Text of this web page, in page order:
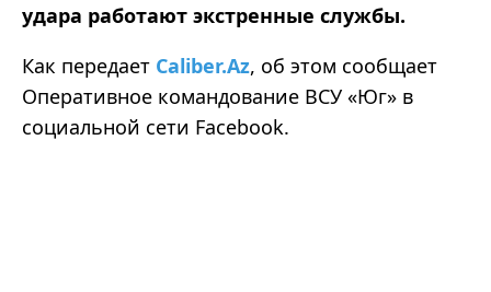
удара работают экстренные службы.
Как передает Caliber.Az, об этом сообщает
Оперативное командование ВСУ «Юг» в
социальной сети Facebook.